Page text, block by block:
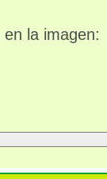
la imagen: